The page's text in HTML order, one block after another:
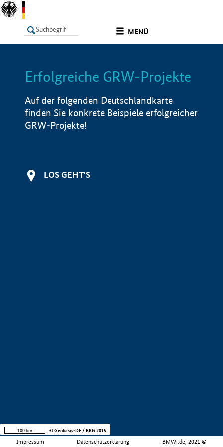
MENÜ
LISTE Info
Erfolgreiche GRW-Projekte
Auf der folgenden Deutschlandkarte
finden Sie konkrete Beispiele erfolgreicher
GRW-Projekte!
LOS GEHT'S
Impressum Datenschutzerklärung BMWi.de, 2021 ©
100 km © Geobasis-DE / BKG 2015